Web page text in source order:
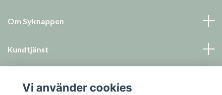
Om Syknappen
Kundtjänst
Vi använder cookies